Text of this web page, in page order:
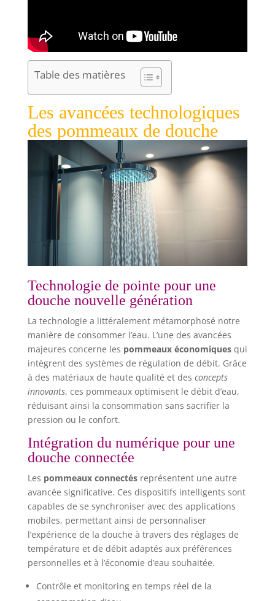
Table des matières
Les avancées technologiques
des pommeaux de douche
Technologie de pointe pour une
douche nouvelle génération
La technologie a littéralement métamorphosé notre
manière de consommer l’eau. L’une des avancées
majeures concerne les pommeaux économiquesqui
intègrent des systèmes de régulation de débit. Grâce
à des matériaux de haute qualité et des concepts
innovants, ces pommeaux optimisent le débit d’eau,
réduisant ainsi la consommation sans sacrifier la
pression ou le confort.
Intégration du numérique pour une
douche connectée
Les pommeaux connectésreprésentent une autre
avancée significative. Ces dispositifs intelligents sont
capables de se synchroniser avec des applications
mobiles, permettant ainsi de personnaliser
l’expérience de la douche à travers des réglages de
température et de débit adaptés aux préférences
personnelles et à l’économie d’eau souhaitée.
Contrôle et monitoring en temps réel de la